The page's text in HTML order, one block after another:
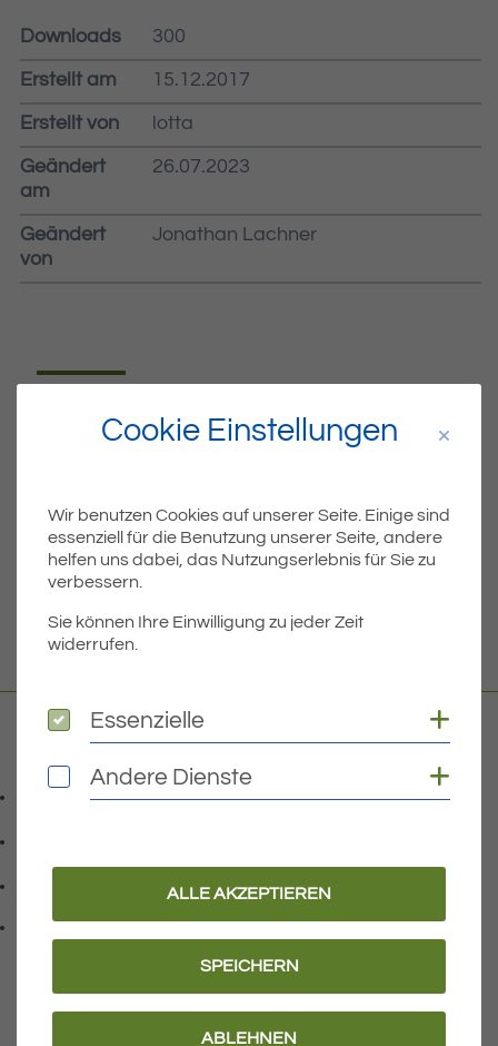
Downloads 300
Erstellt am 15.12.2017
Erstellt von lotta
Geändert
am
26.07.2023
Geändert
von
Jonathan Lachner
Dateiname MIBLA-50.PDF
Dateigröße 6.84 MB
DOWNLOAD
07541 9708-0
Telefonnummer: 0 7 5 4 1 9 7 0 8 0
info@eriskirch.de
E-Mail Adresse: info@eriskirch.de
Adresse:
Cookie Einstellungen
Wir benutzen Cookies auf unserer Seite. Einige sind
essenziell für die Benutzung unserer Seite, andere
helfen uns dabei, das Nutzungserlebnis für Sie zu
verbessern.
Sie können Ihre Einwilligung zu jeder Zeit
widerrufen.
Essenzielle
Essenzielle
Andere Dienste
Andere Dienste
ALLE AKZEPTIEREN
SPEICHERN
ABLEHNEN